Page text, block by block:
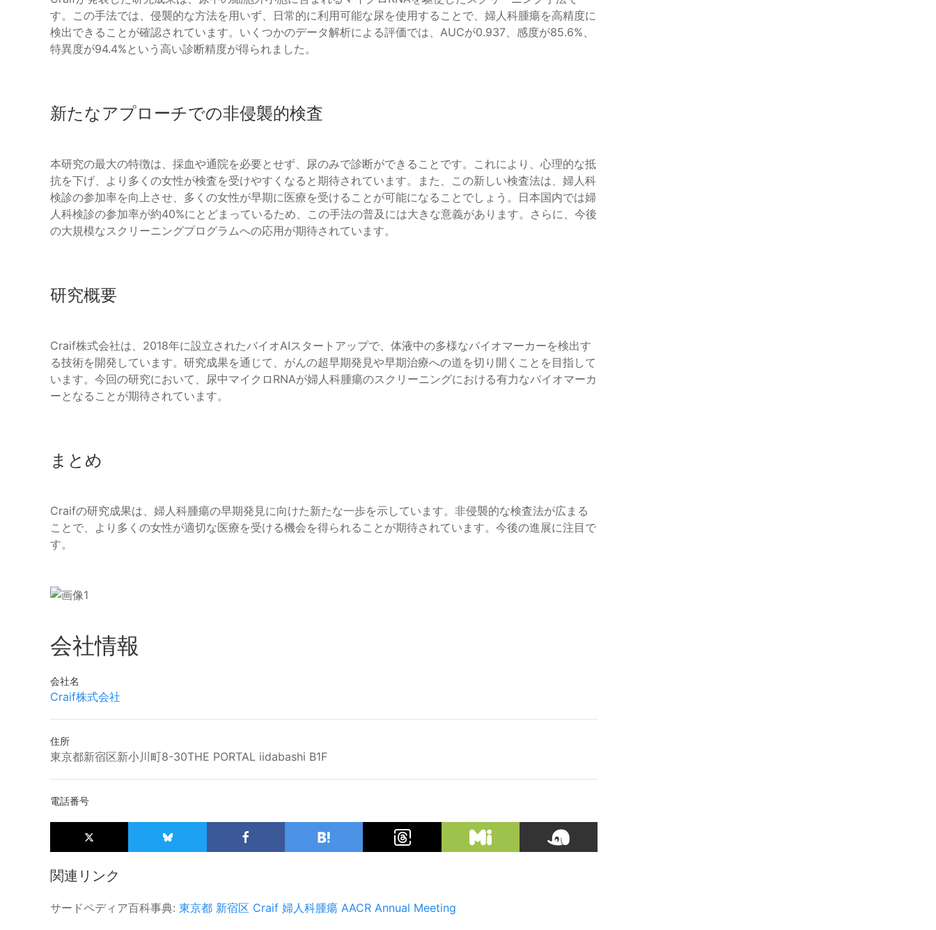
す。この手法では、侵襲的な方法を用いず、日常的に利用可能な尿を使用することで、婦人科腫瘍を高精度に
検出できることが確認されています。いくつかのデータ解析による評価では、AUCが0.937、感度が85.6%、
特異度が94.4%という高い診断精度が得られました。
新たなアプローチでの非侵襲的検査
本研究の最大の特徴は、採血や通院を必要とせず、尿のみで診断ができることです。これにより、心理的な抵
抗を下げ、より多くの女性が検査を受けやすくなると期待されています。また、この新しい検査法は、婦人科
検診の参加率を向上させ、多くの女性が早期に医療を受けることが可能になることでしょう。日本国内では婦
人科検診の参加率が約40%にとどまっているため、この手法の普及には大きな意義があります。さらに、今後
の大規模なスクリーニングプログラムへの応用が期待されています。
研究概要
Craif株式会社は、2018年に設立されたバイオAIスタートアップで、体液中の多様なバイオマーカーを検出す
る技術を開発しています。研究成果を通じて、がんの超早期発見や早期治療への道を切り開くことを目指して
います。今回の研究において、尿中マイクロRNAが婦人科腫瘍のスクリーニングにおける有力なバイオマーカ
ーとなることが期待されています。
まとめ
Craifの研究成果は、婦人科腫瘍の早期発見に向けた新たな一歩を示しています。非侵襲的な検査法が広まる
ことで、より多くの女性が適切な医療を受ける機会を得られることが期待されています。今後の進展に注目で
す。
会社情報
会社名
Craif株式会社
住所
東京都新宿区新小川町8-30THE PORTAL iidabashi B1F
電話番号
関連リンク
サードペディア百科事典: 東京都 新宿区 Craif 婦人科腫瘍 AACR Annual Meeting